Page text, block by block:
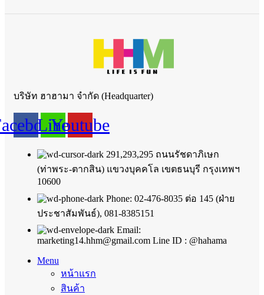
บริษัท ฮาฮามา จำกัด (Headquarter)
Line
Youtube
291,293,295 ถนนรัชดาภิเษก
(ท่าพระ-ตากสิน) แขวงบุคคโล เขตธนบุรี กรุงเทพฯ
10600
Phone: 02-476-8035 ต่อ 145 (ฝ่าย
ประชาสัมพันธ์), 081-8385151
Email:
marketing14.hhm@gmail.com Line ID : @hahama
Menu
หน้าแรก
สินค้า